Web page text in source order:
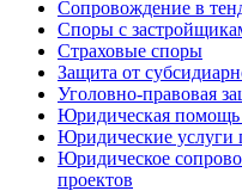
Сопровождение в
Споры с
Страховые споры
Защита от
Уголовно-правовая
Юридическая помощь
Юридические услуги
Юридическое
проектов